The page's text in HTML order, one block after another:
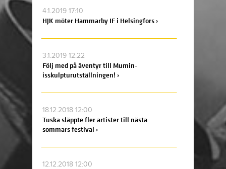
4.1.2019 17:10
HJK möter Hammarby IF i Helsingfors ›
3.1.2019 12:22
Följ med på äventyr till Mumin-
isskulpturutställningen! ›
18.12.2018 12:00
Tuska släppte fler artister till nästa
sommars festival ›
12.12.2018 12:00